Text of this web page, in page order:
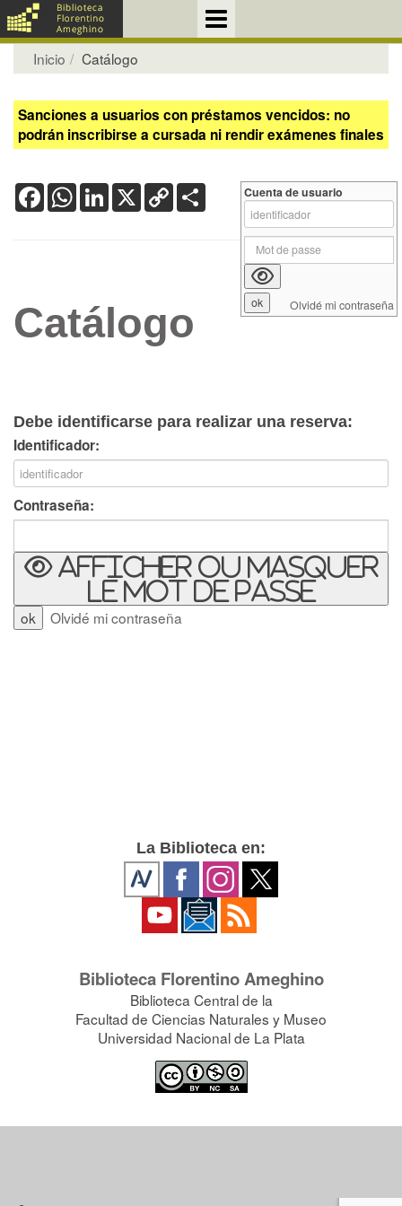
Inicio Catálogo
Sanciones a usuarios con préstamos vencidos: no
podrán inscribirse a cursada ni rendir exámenes finales
FacebookWhatsApp
LinkedIn
X Copy
Link
Catálogo
Debe identificarse para realizar una reserva:
Identificador:
Contraseña:
Afficher ou masquer
le mot de passe
Olvidé mi contraseña
Cuenta de usuario
Olvidé mi contraseña
La Biblioteca en:
Biblioteca Florentino Ameghino
Biblioteca Central de la
Facultad de Ciencias Naturales y Museo
Universidad Nacional de La Plata